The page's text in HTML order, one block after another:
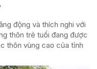
động và thích nghi với
thôn trẻ tuổi đang được
thôn vùng cao của tỉnh